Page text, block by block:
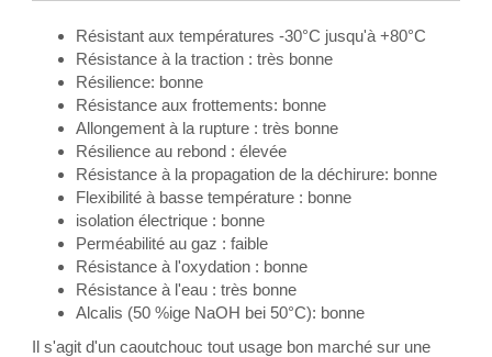
Résistant aux températures -30°C jusqu'à +80°C
Résistance à la traction : très bonne
Résilience: bonne
Résistance aux frottements: bonne
Allongement à la rupture : très bonne
Résilience au rebond : élevée
Résistance à la propagation de la déchirure: bonne
Flexibilité à basse température : bonne
isolation électrique : bonne
Perméabilité au gaz : faible
Résistance à l'oxydation : bonne
Résistance à l'eau : très bonne
Alcalis (50 %ige NaOH bei 50°C): bonne
Il s'agit d'un caoutchouc tout usage bon marché sur une